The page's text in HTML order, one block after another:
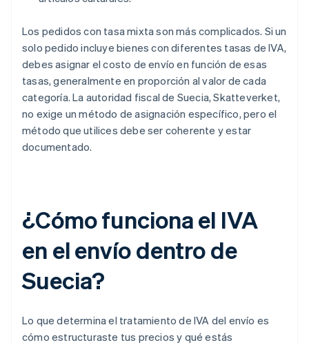
Los pedidos con tasa mixta son más complicados. Si un
solo pedido incluye bienes con diferentes tasas de IVA,
debes asignar el costo de envío en función de esas
tasas, generalmente en proporción al valor de cada
categoría. La autoridad fiscal de Suecia, Skatteverket,
no exige un método de asignación específico, pero el
método que utilices debe ser coherente y estar
documentado.
¿Cómo funciona el IVA
en el envío dentro de
Suecia?
Lo que determina el tratamiento de IVA del envío es
cómo estructuraste tus precios y qué estás